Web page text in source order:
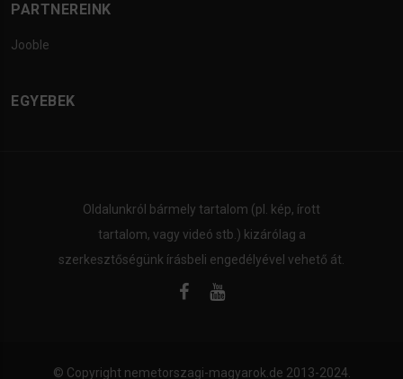
PARTNEREINK
Jooble
EGYEBEK
Oldalunkról bármely tartalom (pl. kép, írott
tartalom, vagy videó stb.) kizárólag a
szerkesztőségünk írásbeli engedélyével vehető át.
© Copyright nemetorszagi-magyarok.de 2013-2024.